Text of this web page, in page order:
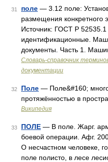
31 поле — 3.12 поле:
размещения конкретного
Источник: ГОСТ Р
идентификационные.
документы. Часть 1.
Словарь-справочник
документации
32 Поле — Поле&#160;
протяжённостью в
Википедия
33 ПОЛЕ — В поле. Жарг.
боевой операции. Афг.
О несчастном человеке,
поле полисто, в лесе